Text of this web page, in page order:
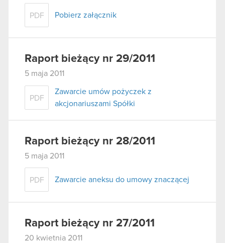
PDF Pobierz załącznik
Raport bieżący nr 29/2011
5 maja 2011
PDF
Zawarcie umów pożyczek z
akcjonariuszami Spółki
Raport bieżący nr 28/2011
5 maja 2011
PDF Zawarcie aneksu do umowy znaczącej
Raport bieżący nr 27/2011
20 kwietnia 2011